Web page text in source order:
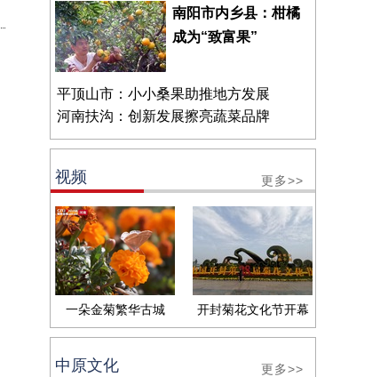
南阳市内乡县：柑橘
成为“致富果”
平顶山市：小小桑果助推地方发展
河南扶沟：创新发展擦亮蔬菜品牌
视频 更多>>
一朵金菊繁华古城 开封菊花文化节开幕
中原文化 更多>>